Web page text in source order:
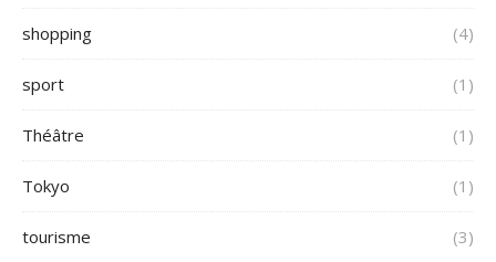
shopping (4)
sport (1)
Théâtre (1)
Tokyo (1)
tourisme (3)